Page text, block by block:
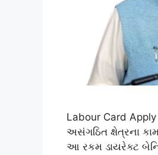
Labour Card
અસંગઠિત ક્ષેત્રના
આ રકમ ડાયરેક્ટ